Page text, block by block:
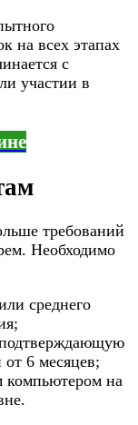
на всех этапах
с
участии в
требований
Необходимо
среднего
6 месяцев;
компьютером на